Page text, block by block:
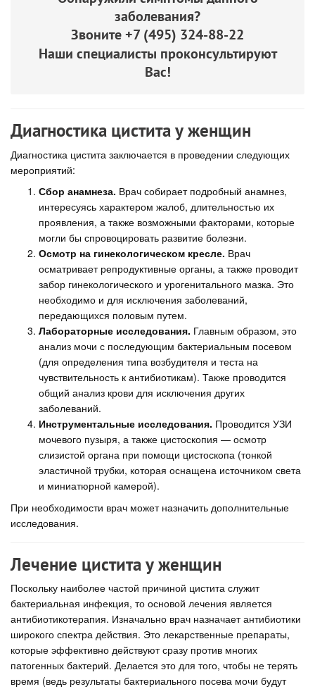
заболевания?
Звоните+7 (495) 324-88-22
Наши специалисты проконсультируют
Вас!
Диагностика цистита у женщин
Диагностика цистита заключается в проведении следующих
мероприятий:
Сбор анамнеза. Врач собирает подробный анамнез,
интересуясь характером жалоб, длительностью их
проявления, а также возможными факторами, которые
могли бы спровоцировать развитие болезни.
Осмотр на гинекологическом кресле. Врач
осматривает репродуктивные органы, а также проводит
забор гинекологического и урогенитального мазка. Это
необходимо и для исключения заболеваний,
передающихся половым путем.
Лабораторные исследования. Главным образом, это
анализ мочи с последующим бактериальным посевом
(для определения типа возбудителя и теста на
чувствительность к антибиотикам). Также проводится
общий анализ крови для исключения других
заболеваний.
Инструментальные исследования. Проводится УЗИ
мочевого пузыря, а также цистоскопия — осмотр
слизистой органа при помощи цистоскопа (тонкой
эластичной трубки, которая оснащена источником света
и миниатюрной камерой).
При необходимости врач может назначить дополнительные
исследования.
Лечение цистита у женщин
Поскольку наиболее частой причиной цистита служит
бактериальная инфекция, то основой лечения является
антибиотикотерапия. Изначально врач назначает антибиотики
широкого спектра действия. Это лекарственные препараты,
которые эффективно действуют сразу против многих
патогенных бактерий. Делается это для того, чтобы не терять
время (ведь результаты бактериального посева мочи будут